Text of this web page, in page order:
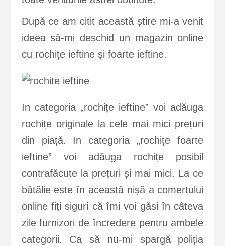
După ce am citit această știre mi-a venit
ideea să-mi deschid un magazin online
cu rochițe ieftine și foarte ieftine.
In categoria „rochițe ieftine” voi adăuga
rochițe originale la cele mai mici prețuri
din piață. In categoria „rochițe foarte
ieftine” voi adăuga rochițe posibil
contrafăcute la prețuri și mai mici. La ce
bătălie este în această nișă a comerțului
online fiți siguri că îmi voi găsi în câteva
zile furnizori de încredere pentru ambele
categorii. Ca să nu-mi spargă poliția